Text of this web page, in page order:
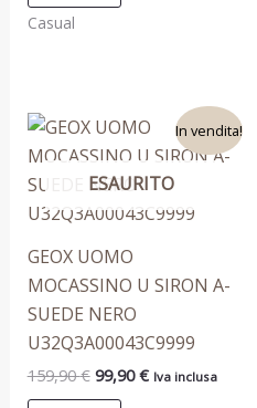
possono
pagina
del
prodotto
Casual
In vendita!
ESAURITO
GEOX UOMO
MOCASSINO U SIRON A-
SUEDE NERO
U32Q3A00043C9999
159,90€
Il
prezzo
originale
era:
99,90€
Il
prezzo
attuale
è:
Iva inclusa
Questo
prodotto
ha
più
Le
opzioni
possono
essere
scelte